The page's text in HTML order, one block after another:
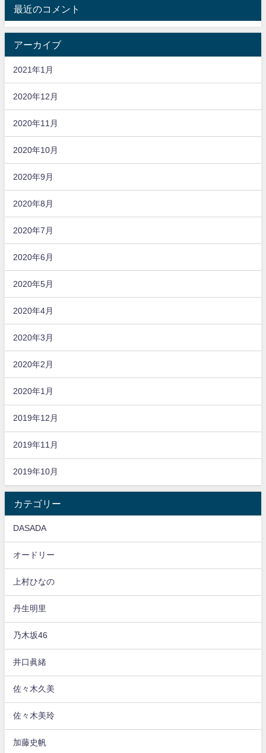
最近のコメント
アーカイブ
2021年1月
2020年12月
2020年11月
2020年10月
2020年9月
2020年8月
2020年7月
2020年6月
2020年5月
2020年4月
2020年3月
2020年2月
2020年1月
2019年12月
2019年11月
2019年10月
カテゴリー
DASADA
オードリー
上村ひなの
丹生明里
乃木坂46
井口眞緒
佐々木久美
佐々木美玲
加藤史帆